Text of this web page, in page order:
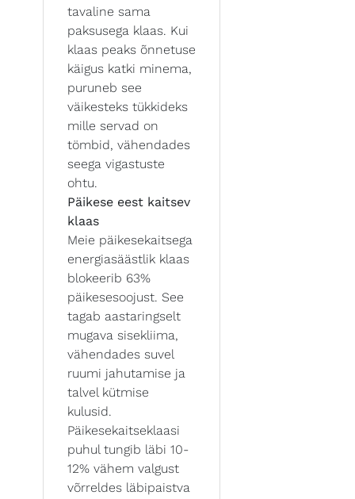
tavaline sama
paksusega klaas. Kui
klaas peaks õnnetuse
käigus katki minema,
puruneb see
väikesteks tükkideks
mille servad on
tömbid, vähendades
seega vigastuste
ohtu.
Päikese eest kaitsev
klaas
Meie päikesekaitsega
energiasäästlik klaas
blokeerib 63%
päikesesoojust. See
tagab aastaringselt
mugava sisekliima,
vähendades suvel
ruumi jahutamise ja
talvel kütmise
kulusid.
Päikesekaitseklaasi
puhul tungib läbi 10-
12% vähem valgust
võrreldes läbipaistva